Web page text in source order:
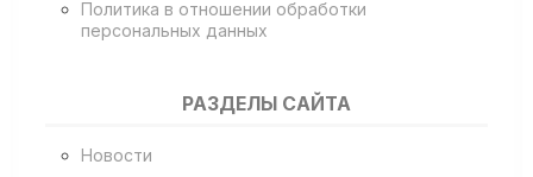
Политика в отношении обработки
персональных данных
РАЗДЕЛЫ САЙТА
Новости